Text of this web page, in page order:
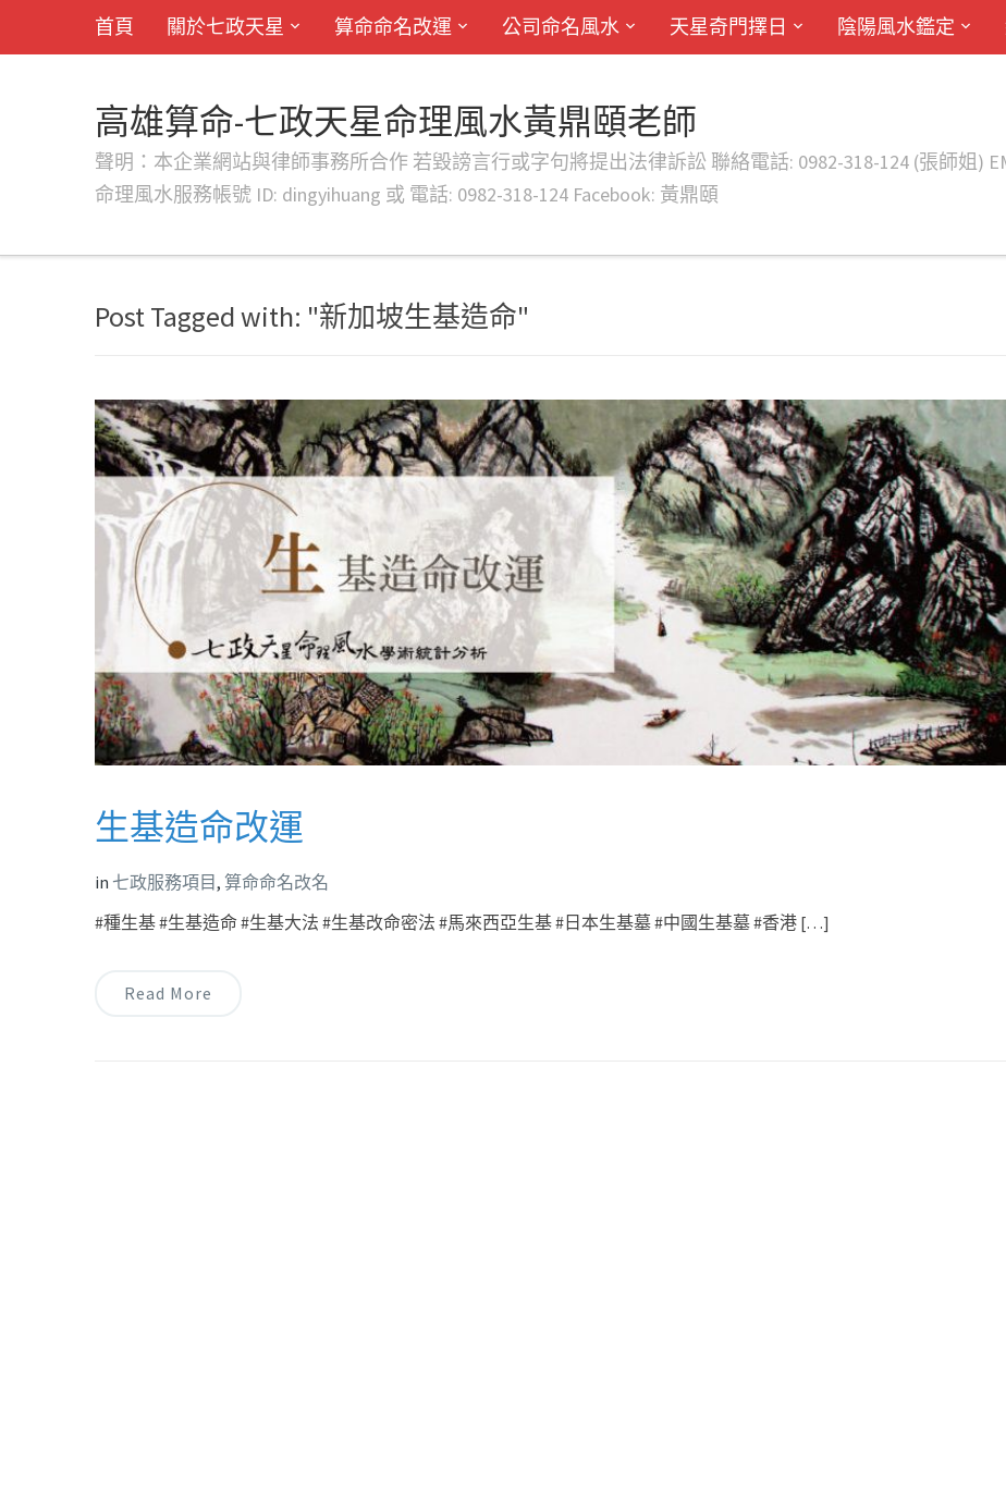
首頁 關於七政天星 算命命名改運 公司命名風水 天星奇門擇日 陰陽風水鑑定
高雄算命-七政天星命理風水黃鼎頤老師
聲明：本企業網站與律師事務所合作 若毀謗言行或字句將提出法律訴訟 聯絡電話: 0982-318-124 (張師姐)
命理風水服務帳號 ID: dingyihuang 或 電話: 0982-318-124 Facebook: 黃鼎頤
Post Tagged with: "新加坡生基造命"
生基造命改運
in 七政服務項目 , 算命命名改名
#種生基 #生基造命 #生基大法 #生基改命密法 #馬來西亞生基 #日本生基墓 #中國生基墓 #香港 […]
Read More